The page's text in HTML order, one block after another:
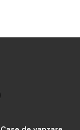
de către agenții